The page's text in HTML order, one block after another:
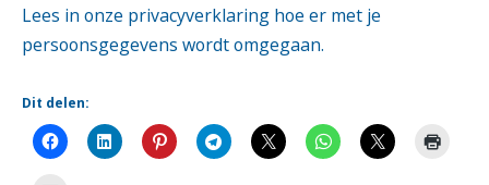
Lees in onze privacyverklaring hoe er met je
persoonsgegevens wordt omgegaan.
Dit delen: